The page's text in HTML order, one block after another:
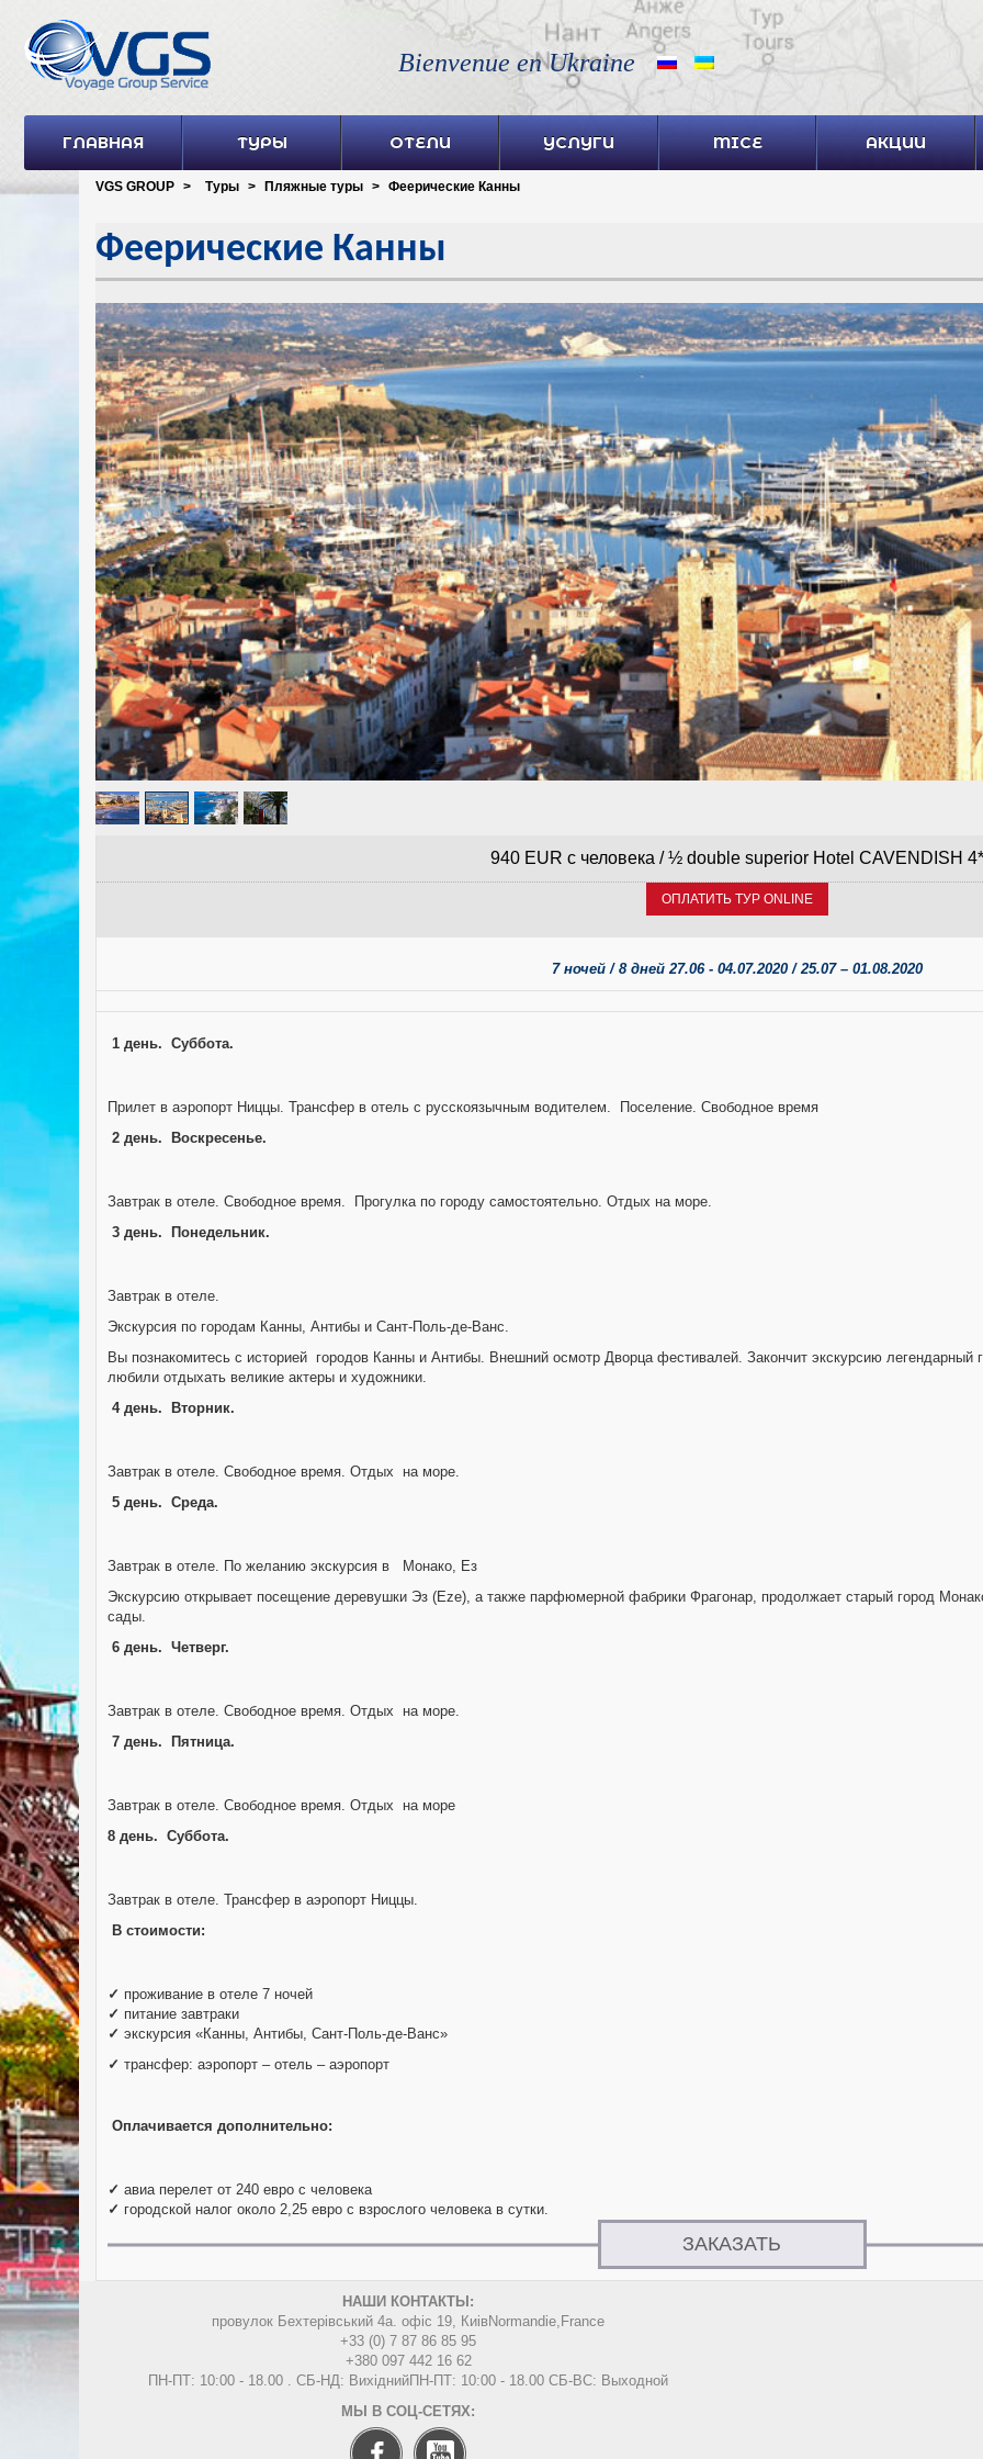
Bienvenue en Ukraine
ГЛАВНАЯ ТУРЫ ОТЕЛИ УСЛУГИ MICE АКЦИИ
VGS GROUP > Туры > Пляжные туры > Феерические Канны
Феерические Канны
940 EUR с человека / ½ double superior Hotel CAVENDISH 4*
ОПЛАТИТЬ ТУР ONLINE
7 ночей / 8 дней 27.06 - 04.07.2020 / 25.07 – 01.08.2020
1 день. Суббота.
Прилет в аэропорт Ниццы. Трансфер в отель с русскоязычным водителем. Поселение. Свободное время
2 день.
Воскресенье.
Завтрак в отеле. Свободное время. Прогулка по городу самостоятельно. Отдых на море.
3 день.
Понедельник.
Завтрак в отеле.
Экскурсия по городам Канны, Антибы и Сант-Поль-де-Ванс.
Вы познакомитесь с историей городов Канны и Антибы. Внешний осмотр Дворца фестивалей. Закончит экскурсию легендарный
любили отдыхать великие актеры и художники.
4 день.
Вторник.
Завтрак в отеле. Свободное время. Отдых на море.
5 день. Среда.
Завтрак в отеле. По желанию экскурсия в Монако, Ез
Экскурсию открывает посещение деревушки Эз (Eze), а также парфюмерной фабрики Фрагонар, продолжает старый город
сады.
6 день. Четверг.
Завтрак в отеле. Свободное время. Отдых на море.
7 день. Пятница.
Завтрак в отеле. Свободное время. Отдых на море
8 день. Суббота.
Завтрак в отеле. Трансфер в аэропорт Ниццы.
В стоимости:
✓ проживание в отеле 7 ночей
✓ питание завтраки
✓ экскурсия «Канны, Антибы, Сант-Поль-де-Ванс»
✓ трансфер: аэропорт – отель – аэропорт
Оплачивается дополнительно:
✓ авиа перелет от 240 евро с человека
✓ городской налог около 2,25 евро с взрослого человека в сутки.
ЗАКАЗАТЬ
НАШИ КОНТАКТЫ:
провулок Бехтерівський 4а. офіс 19, КиівNormandie,France
+33 (0) 7 87 86 85 95
+380 097 442 16 62
ПН-ПТ: 10:00 - 18.00 . СБ-НД: ВихіднийПН-ПТ: 10:00 - 18.00 СБ-ВС: Выходной
МЫ В СОЦ-СЕТЯХ: